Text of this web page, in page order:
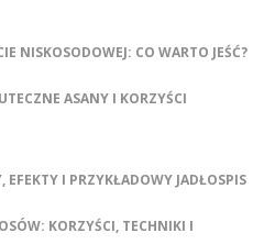
NISKOSODOWEJ: CO WARTO JEŚĆ?
ASANY I KORZYŚCI
EFEKTY I PRZYKŁADOWY JADŁOSPIS
KORZYŚCI, TECHNIKI I